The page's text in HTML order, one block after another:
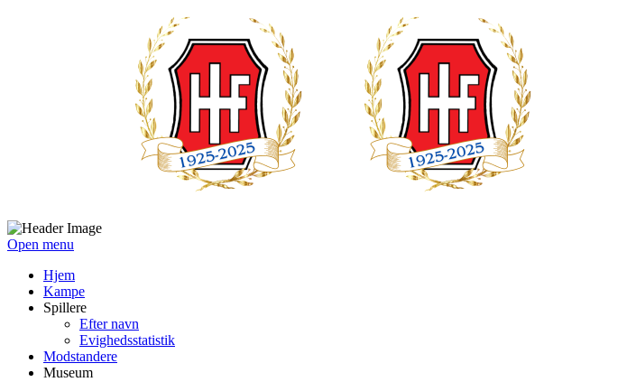
Open menu
Hjem
Kampe
Spillere
Efter navn
Evighedsstatistik
Modstandere
Museum